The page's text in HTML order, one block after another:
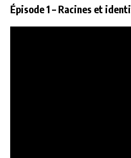
Épisode 1 – Racines et